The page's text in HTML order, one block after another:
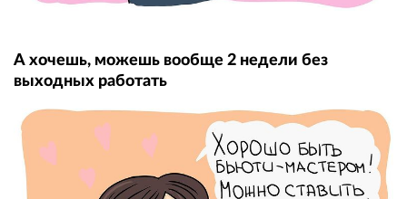
А хочешь, можешь вообще 2 недели без
выходных работать